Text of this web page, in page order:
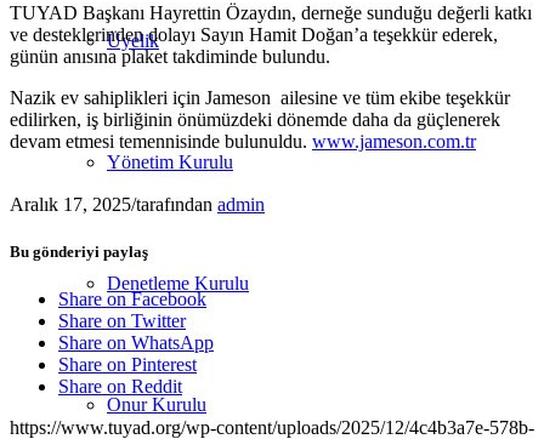
Üyelik
Yönetim Kurulu
Denetleme Kurulu
Onur Kurulu
TUYAD Başkanı Hayrettin Özaydın, derneğe sunduğu değerli katkı
ve desteklerinden dolayı Sayın Hamit Doğan’a teşekkür ederek,
günün anısına plaket takdiminde bulundu.
Nazik ev sahiplikleri için Jameson ailesine ve tüm ekibe teşekkür
edilirken, iş birliğinin önümüzdeki dönemde daha da güçlenerek
devam etmesi temennisinde bulunuldu. www.jameson.com.tr
Aralık 17, 2025/tarafından admin
Bu gönderiyi paylaş
Share on Facebook
Share on Twitter
Share on WhatsApp
Share on Pinterest
Share on Reddit
https://www.tuyad.org/wp-content/uploads/2025/12/4c4b3a7e-578b-